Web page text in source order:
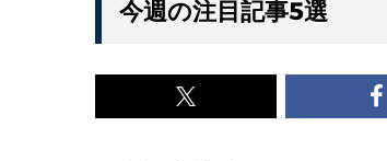
今週の注目記事5選
x<br>